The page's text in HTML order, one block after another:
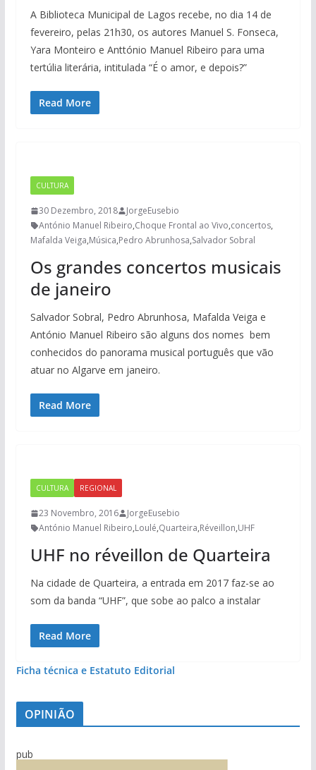
A Biblioteca Municipal de Lagos recebe, no dia 14 de
fevereiro, pelas 21h30, os autores Manuel S. Fonseca,
Yara Monteiro e Anttónio Manuel Ribeiro para uma
tertúlia literária, intitulada “É o amor, e depois?”
Read More
CULTURA
30 Dezembro, 2018
JorgeEusebio
António Manuel Ribeiro,Choque Frontal ao Vivo,concertos,
Mafalda Veiga,Música,Pedro Abrunhosa,Salvador Sobral
Os grandes concertos musicais
de janeiro
Salvador Sobral, Pedro Abrunhosa, Mafalda Veiga e
António Manuel Ribeiro são alguns dos nomes bem
conhecidos do panorama musical português que vão
atuar no Algarve em janeiro.
Read More
CULTURA REGIONAL
23 Novembro, 2016
JorgeEusebio
António Manuel Ribeiro,Loulé,Quarteira,Réveillon,UHF
UHF no réveillon de Quarteira
Na cidade de Quarteira, a entrada em 2017 faz-se ao
som da banda “UHF”, que sobe ao palco a instalar
Read More
Ficha técnica e Estatuto Editorial
OPINIÃO
pub